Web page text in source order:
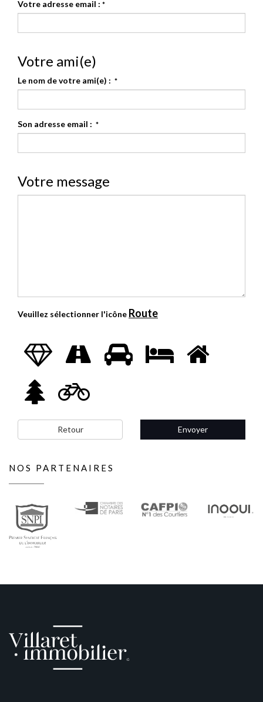
Votre adresse email : *
Votre ami(e)
Le nom de votre ami(e) : *
Son adresse email : *
Votre message
Veuillez sélectionner l'icône Route
Retour Envoyer
NOS PARTENAIRES